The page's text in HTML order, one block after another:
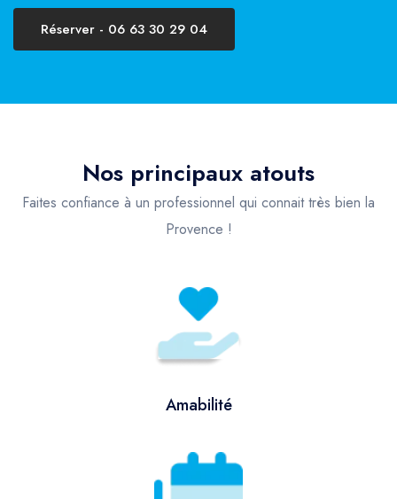
Réserver - 06 63 30 29 04
Nos principaux atouts
Faites confiance à un professionnel qui connait très bien la
Provence !
Amabilité